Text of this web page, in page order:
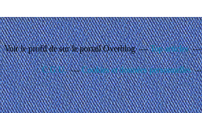
Voir le profil desur le portail Overblog Top articles
C.G.U. Cookies et données personnelles